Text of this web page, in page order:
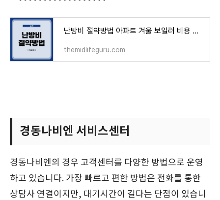
난방비 절약방법 아파트 겨울 보일러 비용 폭탄을 막자
themidlifeguru.com
경동나비엔 서비스센터
경동나비엔의 경우 고객센터를 다양한 방법으로 운영
하고 있습니다. 가장 빠르고 편한 방법은 전화를 통한
상담사 연결이지만, 대기시간이 길다는 단점이 있습니